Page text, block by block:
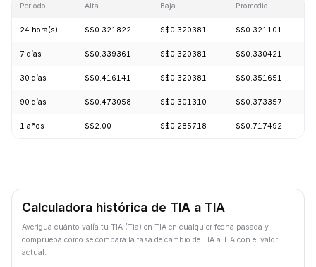
Periodo Alta Baja Promedio
24 hora(s) S$0.321822 S$0.320381 S$0.321101
7 días S$0.339361 S$0.320381 S$0.330421
30 días S$0.416141 S$0.320381 S$0.351651
90 días S$0.473058 S$0.301310 S$0.373357
1 años S$2.00 S$0.285718 S$0.717492
Calculadora histórica de TIA a TIA
Averigua cuánto valía tu TIA (Tia) en TIA en cualquier fecha pasada y
comprueba cómo se compara la tasa de cambio de TIA a TIA con el valor
actual.